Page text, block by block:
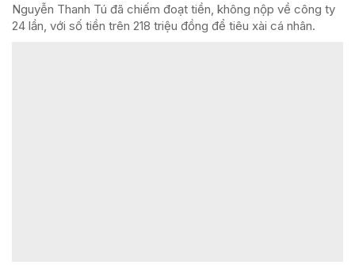
Nguyễn Thanh Tú đã chiếm đoạt tiền, không nộp về công ty
24 lần, với số tiền trên 218 triệu đồng để tiêu xài cá nhân.